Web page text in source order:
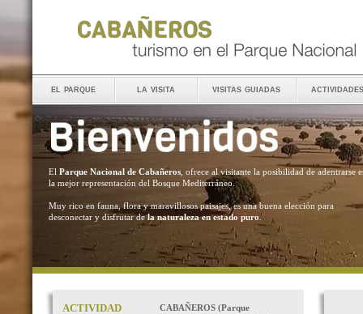
el parque la visita visitas guiadas actividades
El Parque Nacional de Cabañeros , ofrece al visitante la posibilidad de adentrarse
la mejor representación del Bosque Mediterráneo.
Muy rico en fauna, flora y maravillosos paisajes, es una buena elección para
desconectar y disfrutar dela naturaleza en estado puro .
ACTIVIDAD
CABAÑEROS (Parque